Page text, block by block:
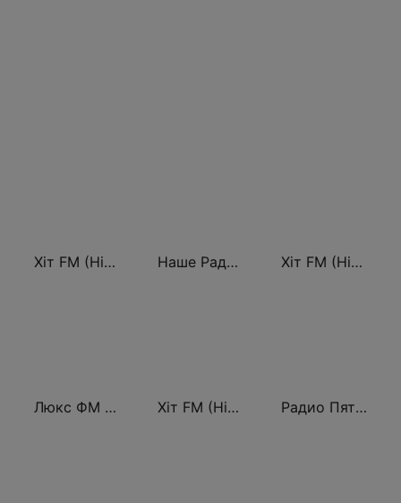
Хіт FM (Hit FM) Наше Радио (Nashe Radio) 107.9 Хіт FM (Hit FM) - Top
Люкс ФМ Україна - Lux FM Ukraine Хіт FM (Hit FM) - Best Радио Пятница (Pyatnica)